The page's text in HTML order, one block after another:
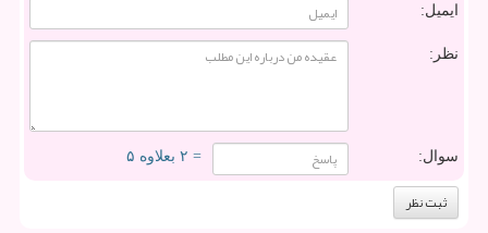
ایمیل:
نظر:
سوال: = ۲ بعلاوه ۵